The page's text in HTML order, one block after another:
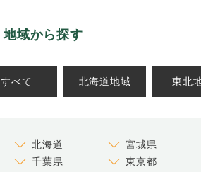
地域から探す
すべて 北海道地域 東北
北海道 宮城県
千葉県
東京都